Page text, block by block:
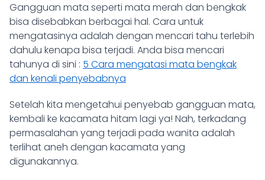
Gangguan mata seperti mata merah dan bengkak
bisa disebabkan berbagai hal. Cara untuk
mengatasinya adalah dengan mencari tahu terlebih
dahulu kenapa bisa terjadi. Anda bisa mencari
tahunya di sini : 5 Cara mengatasi mata bengkak
dan kenali penyebabnya
Setelah kita mengetahui penyebab gangguan mata,
kembali ke kacamata hitam lagi ya! Nah, terkadang
permasalahan yang terjadi pada wanita adalah
terlihat aneh dengan kacamata yang
digunakannya.